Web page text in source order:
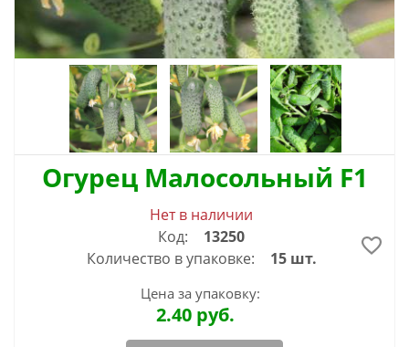
Огурец Малосольный F1
Нет в наличии
Код:
13250
Количество в упаковке:
15 шт.
Цена за упаковку:
2.40 руб.